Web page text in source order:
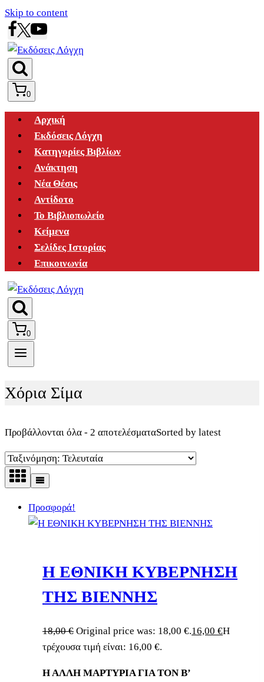
Skip to content
0
Αρχική
Εκδόσεις Λόγχη
Κατηγορίες Βιβλίων
Ανάκτηση
Νέα Θέσις
Αντίδοτο
Το Βιβλιοπωλείο
Κείμενα
Σελίδες Ιστορίας
Επικοινωνία
0
Χόρια Σίμα
Προβάλλονται όλα - 2 αποτελέσματαSorted by latest
Προσφορά!
Η ΕΘΝΙΚΗ ΚΥΒΕΡΝΗΣΗ
ΤΗΣ ΒΙΕΝΝΗΣ
18,00€ Original price was: 18,00 €.16,00 €Η
τρέχουσα τιμή είναι: 16,00 €.
Η ΑΛΛΗ ΜΑΡΤΥΡΙΑ ΓΙΑ ΤΟΝ Β’